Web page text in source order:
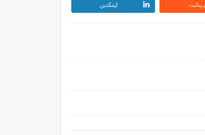
ريدايت لينكدين